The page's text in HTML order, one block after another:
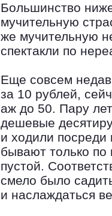
Большинство
мучительную
же мучительную
спектакли по
Еще совсем
за 10 рублей,
аж до 50. Пару
дешевые
и ходили посреди
бывают только по
пустой.
смело было
и наслаждаться